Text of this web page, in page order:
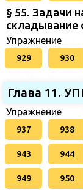
§ 55. Задачи
складывание
Упражнение
929 930
Глава 11.
Упражнение
937 938
943 944
949 950